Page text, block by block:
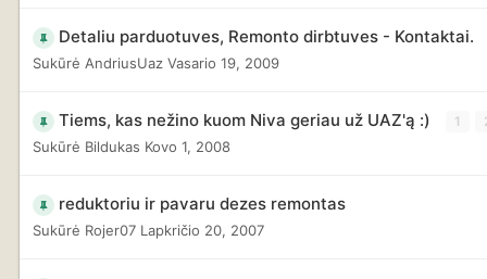
Detaliu parduotuves, Remonto dirbtuves - Kontaktai.
Sukūrė AndriusUaz Vasario 19, 2009
Tiems, kas nežino kuom Niva geriau už UAZ'ą :) 1
Sukūrė Bildukas Kovo 1, 2008
reduktoriu ir pavaru dezes remontas
Sukūrė Rojer07 Lapkričio 20, 2007